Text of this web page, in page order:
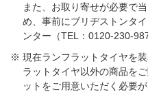
また、お取り寄せが必要で
め、事前にブリヂストンタ
ンター（TEL：0120-230-
現在ランフラットタイヤを
ラットタイヤ以外の商品を
ットをご用意いただく必要が